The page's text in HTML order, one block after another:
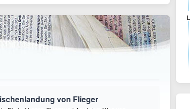
von Flieger